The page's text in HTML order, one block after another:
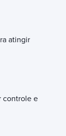
atingir
controle e